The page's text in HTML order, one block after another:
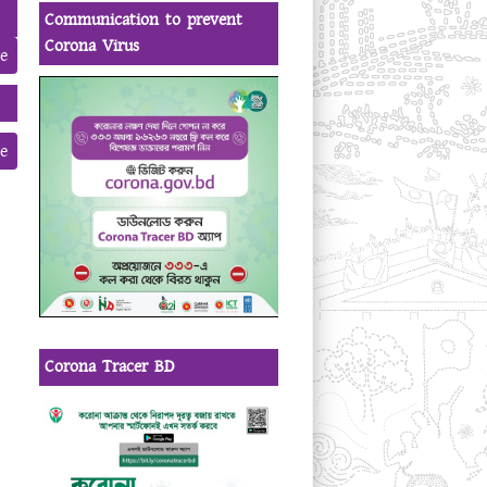
Communication to prevent
Corona Virus
Corona Tracer BD